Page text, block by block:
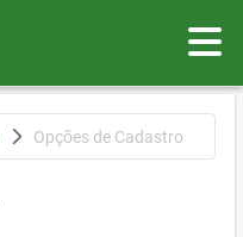
Opções de Cadastro